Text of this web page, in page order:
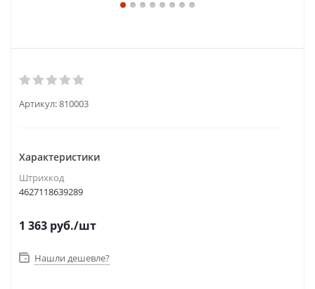
Артикул:810003
Характеристики
Штрихкод
4627118639289
1 363 руб./шт
Нашли дешевле?